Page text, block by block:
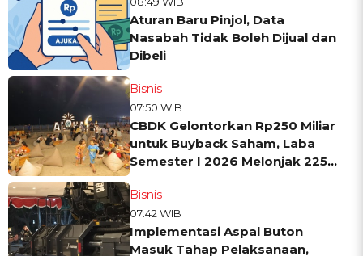
Aturan Baru Pinjol, Data
Nasabah Tidak Boleh Dijual dan
Dibeli
Bisnis
07:50 WIB
CBDK Gelontorkan Rp250 Miliar
untuk Buyback Saham, Laba
Semester I 2026 Melonjak 225
Bisnis
07:42 WIB
Implementasi Aspal Buton
Masuk Tahap Pelaksanaan,